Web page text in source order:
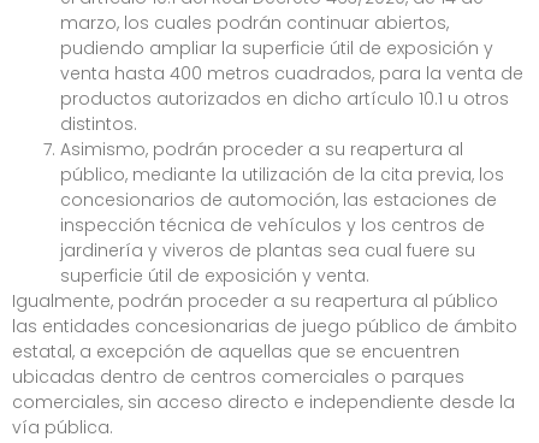
marzo, los cuales podrán continuar abiertos,
pudiendo ampliar la superficie útil de exposición y
venta hasta 400 metros cuadrados, para la venta de
productos autorizados en dicho artículo 10.1 u otros
distintos.
Asimismo, podrán proceder a su reapertura al
público, mediante la utilización de la cita previa, los
concesionarios de automoción, las estaciones de
inspección técnica de vehículos y los centros de
jardinería y viveros de plantas sea cual fuere su
superficie útil de exposición y venta.
Igualmente, podrán proceder a su reapertura al público
las entidades concesionarias de juego público de ámbito
estatal, a excepción de aquellas que se encuentren
ubicadas dentro de centros comerciales o parques
comerciales, sin acceso directo e independiente desde la
vía pública.